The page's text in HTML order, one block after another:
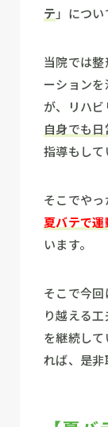
テ 」につい
当院では
ーション
が、リハビ
自身でも
指導もして
そこでやっ
夏バテで運
います。
そこで今
り越える
を継続し
れば、是非